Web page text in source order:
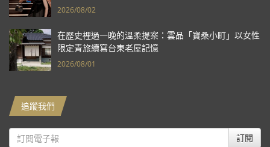
報亮眼
2026/08/02
在歷史裡過一晚的溫柔提案：雲品「寶桑小町」以女性
限定青旅續寫台東老屋記憶
2026/08/01
追蹤我們
訂閱